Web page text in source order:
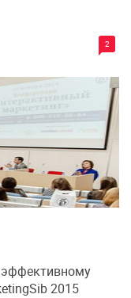
2
эффективному
2015